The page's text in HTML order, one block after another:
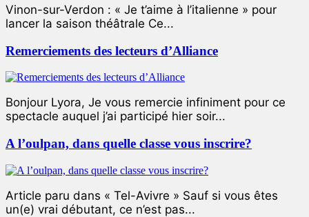
Vinon-sur-Verdon : « Je t’aime à l’italienne » pour
lancer la saison théâtrale Ce...
Remerciements des lecteurs d’Alliance
Bonjour Lyora, Je vous remercie infiniment pour ce
spectacle auquel j’ai participé hier soir...
A l’oulpan, dans quelle classe vous inscrire?
Article paru dans « Tel-Avivre » Sauf si vous êtes
un(e) vrai débutant, ce n’est pas...